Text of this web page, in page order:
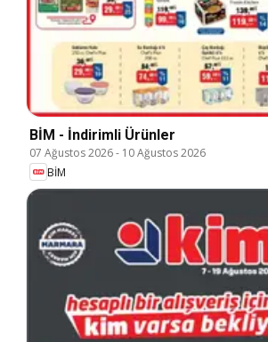
BİM - İndirimli Ürünler
07 Ağustos 2026- 10 Ağustos 2026
BİM